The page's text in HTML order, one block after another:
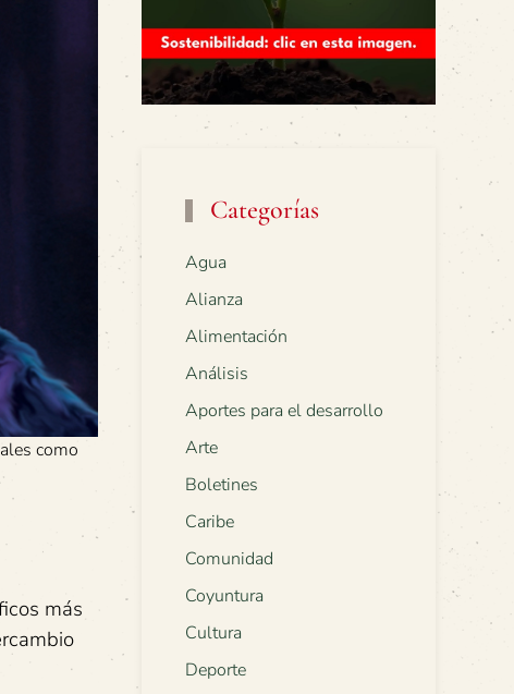
como
más
Categorías
Agua
Alianza
Alimentación
Análisis
Aportes para el desarrollo
Arte
Boletines
Caribe
Comunidad
Coyuntura
Cultura
Deporte